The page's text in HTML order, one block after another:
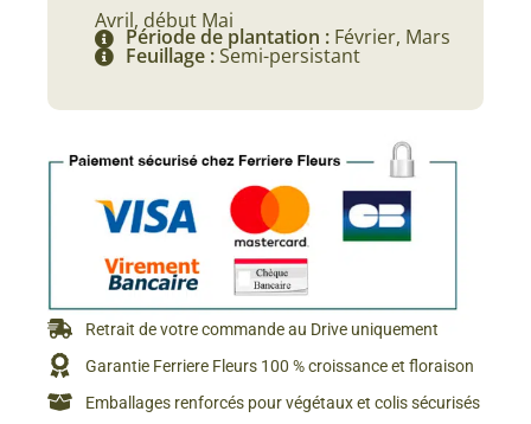
Avril, début Mai
Période de plantation : Février, Mars
Feuillage :Semi-persistant
Retrait de votre commande au Drive uniquement
Garantie Ferriere Fleurs 100 % croissance et floraison
Emballages renforcés pour végétaux et colis sécurisés